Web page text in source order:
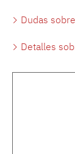
Dudas
Detalles